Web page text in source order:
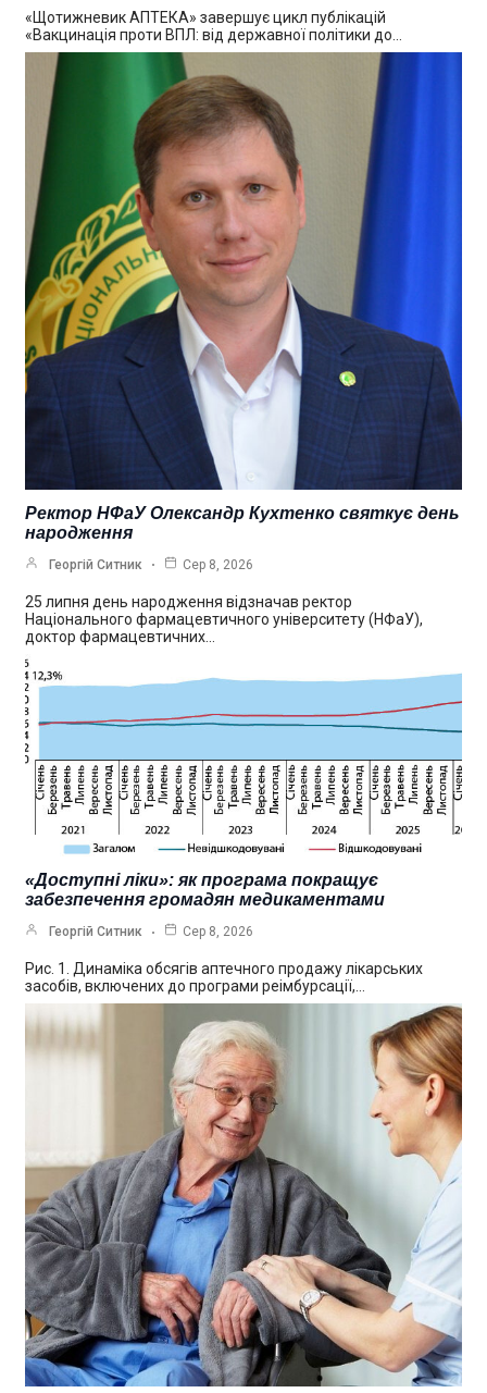
«Щотижневик АПТЕКА» завершує цикл публікацій
«Вакцинація проти ВПЛ: від державної політики до…
Ректор НФаУ Олександр Кухтенко святкує день
народження
Георгій Ситник Сер 8, 2026
25 липня день народження відзначав ректор
Національного фармацевтичного університету (НФаУ),
доктор фармацевтичних…
«Доступні ліки»: як програма покращує
забезпечення громадян медикаментами
Георгій Ситник Сер 8, 2026
Рис. 1. Динаміка обсягів аптечного продажу лікарських
засобів, включених до програми реімбурсації,…